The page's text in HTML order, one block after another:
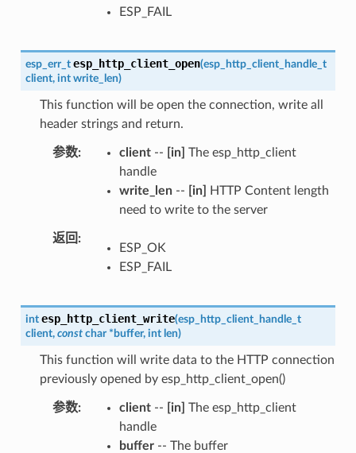
ESP_FAIL
esp_err_t esp_http_client_open(esp_http_client_handle_t
client, int write_len)
This function will be open the connection, write all
header strings and return.
参数 client-- [in] The esp_http_client
handle
write_len-- [in]
HTTP Content length
need to write to the server
返回
ESP_OK
ESP_FAIL
int esp_http_client_write(esp_http_client_handle_t
client, const char * buffer, int len)
This function will write data to the HTTP connection
previously opened by esp_http_client_open()
参数 client-- [in] The esp_http_client
handle
buffer-- The buffer